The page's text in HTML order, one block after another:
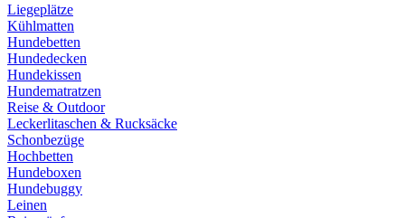
Liegeplätze
Kühlmatten
Hundebetten
Hundedecken
Hundekissen
Hundematratzen
Reise & Outdoor
Leckerlitaschen & Rucksäcke
Schonbezüge
Hochbetten
Hundeboxen
Hundebuggy
Leinen